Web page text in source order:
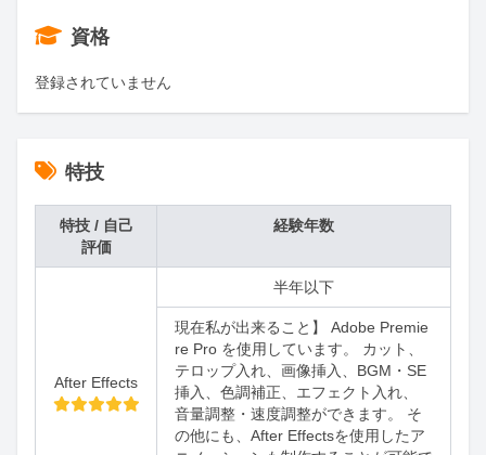
資格
登録されていません
特技
特技 / 自己
評価
経験年数
After Effects
半年以下
現在私が出来ること】 Adobe Premie
re Pro を使用しています。 カット、
テロップ入れ、画像挿入、BGM・SE
挿入、色調補正、エフェクト入れ、
音量調整・速度調整ができます。 そ
の他にも、After Effectsを使用したア